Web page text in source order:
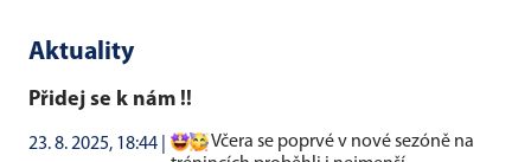
Aktuality
Přidej se k nám !!
23. 8. 2025, 18:44 |
Včera se poprvé v nové sezóně na